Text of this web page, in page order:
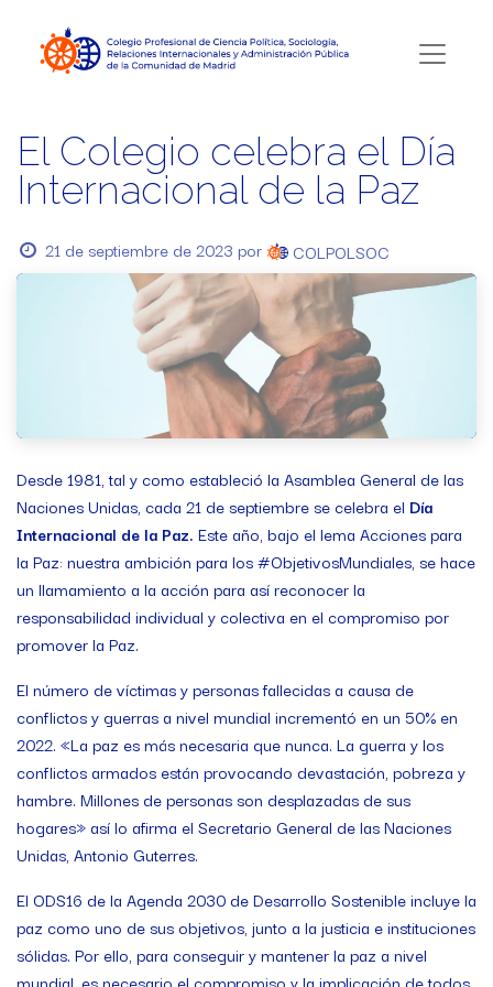
El Colegio celebra el Día
Internacional de la Paz
21 de septiembre de 2023 por COLPOLSOC
Desde 1981, tal y como estableció la Asamblea General de las
Naciones Unidas, cada 21 de septiembre se celebra el Día
Internacional de la Paz. Este año, bajo el lema Acciones para
la Paz: nuestra ambición para los #ObjetivosMundiales, se hace
un llamamiento a la acción para así reconocer la
responsabilidad individual y colectiva en el compromiso por
promover la Paz.
El número de víctimas y personas fallecidas a causa de
conflictos y guerras a nivel mundial incrementó en un 50% en
2022. «La paz es más necesaria que nunca. La guerra y los
conflictos armados están provocando devastación, pobreza y
hambre. Millones de personas son desplazadas de sus
hogares» así lo afirma el Secretario General de las Naciones
Unidas, Antonio Guterres.
El ODS16 de la Agenda 2030 de Desarrollo Sostenible incluye la
paz como uno de sus objetivos, junto a la justicia e instituciones
sólidas. Por ello, para conseguir y mantener la paz a nivel
mundial, es necesario el compromiso y la implicación de todos